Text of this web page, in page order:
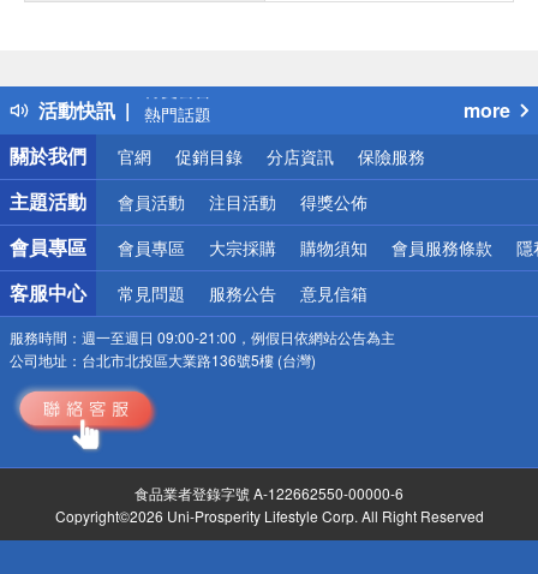
活動快訊
得獎公告
熱門話題
銀行優惠
偏遠地區配送
詐騙網頁！請小心！
more
關於我們
官網 促銷目錄 分店資訊 保險服務
主題活動 會員活動 注目活動 得獎公佈
會員專區 會員專區 大宗採購 購物須知 會員服務條款 隱
客服中心 常見問題 服務公告 意見信箱
服務時間： 週一至週日 09:00-21:00，例假日依網站公告為主
公司地址： 台北市北投區大業路136號5樓 (台灣)
食品業者登錄字號 A-122662550-00000-6
Copyright©2026 Uni-Prosperity Lifestyle Corp. All Right Reserved